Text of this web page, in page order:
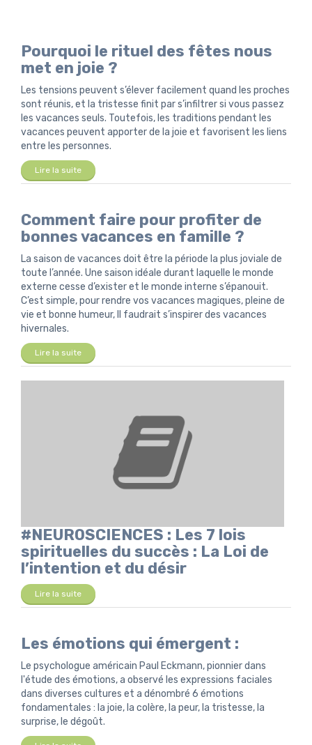
Pourquoi le rituel des fêtes nous
met en joie ?
Les tensions peuvent s’élever facilement quand les proches
sont réunis, et la tristesse finit par s’infiltrer si vous passez
les vacances seuls. Toutefois, les traditions pendant les
vacances peuvent apporter de la joie et favorisent les liens
entre les personnes.
Lire la suite
Comment faire pour profiter de
bonnes vacances en famille ?
La saison de vacances doit être la période la plus joviale de
toute l’année. Une saison idéale durant laquelle le monde
externe cesse d’exister et le monde interne s’épanouit.
C’est simple, pour rendre vos vacances magiques, pleine de
vie et bonne humeur, Il faudrait s’inspirer des vacances
hivernales.
Lire la suite
#NEUROSCIENCES : Les 7 lois
spirituelles du succès : La Loi de
l’intention et du désir
Lire la suite
Les émotions qui émergent :
Le psychologue américain Paul Eckmann, pionnier dans
l'étude des émotions, a observé les expressions faciales
dans diverses cultures et a dénombré 6 émotions
fondamentales : la joie, la colère, la peur, la tristesse, la
surprise, le dégoût.